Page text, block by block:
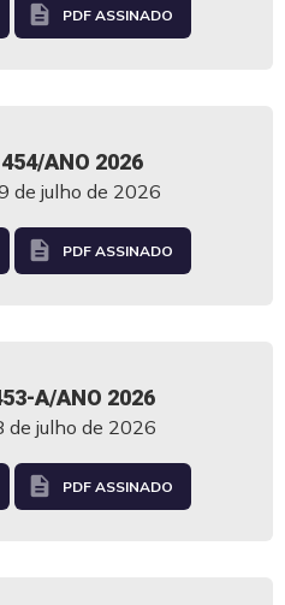
description PDF ASSINADO
ANO 2026
de julho de 2026
description PDF ASSINADO
A/ANO 2026
de julho de 2026
description PDF ASSINADO